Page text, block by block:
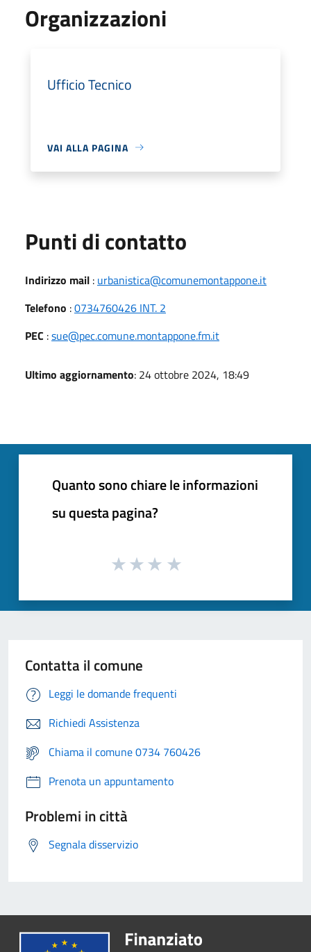
Organizzazioni
Ufficio Tecnico
VAI ALLA PAGINA
Punti di contatto
Indirizzo mail : urbanistica@comunemontappone.it
Telefono :0734760426 INT. 2
PEC :sue@pec.comune.montappone.fm.it
Ultimo aggiornamento: 24 ottobre 2024, 18:49
Quanto sono chiare le informazioni
su questa pagina?
Contatta il comune
Leggi le domande frequenti
Richiedi Assistenza
Chiama il comune 0734 760426
Prenota un appuntamento
Problemi in città
Segnala disservizio